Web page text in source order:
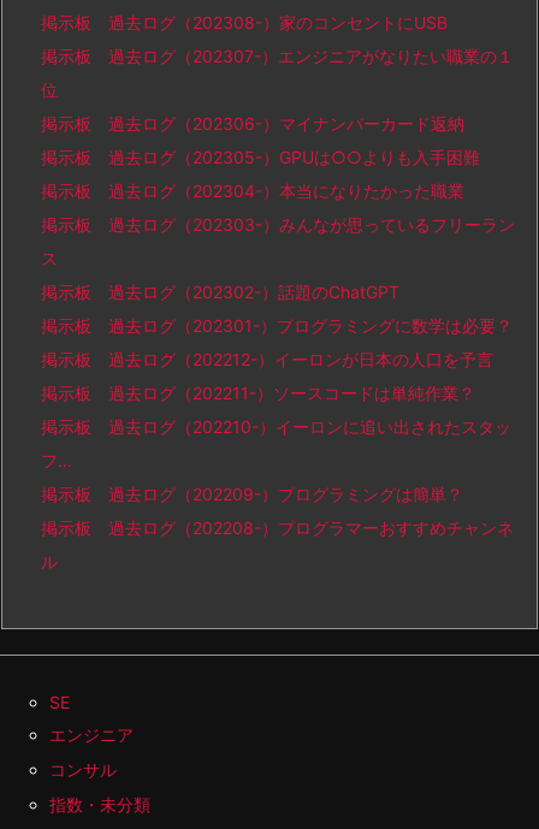
掲示板 過去ログ（202308-）家のコンセントにUSB
掲示板 過去ログ（202307-）エンジニアがなりたい職業の１
位
掲示板 過去ログ（202306-）マイナンバーカード返納
掲示板 過去ログ（202305-）GPUは○○よりも入手困難
掲示板 過去ログ（202304-）本当になりたかった職業
掲示板 過去ログ（202303-）みんなが思っているフリーラン
ス
掲示板 過去ログ（202302-）話題のChatGPT
掲示板 過去ログ（202301-）プログラミングに数学は必要？
掲示板 過去ログ（202212-）イーロンが日本の人口を予言
掲示板 過去ログ（202211-）ソースコードは単純作業？
掲示板 過去ログ（202210-）イーロンに追い出されたスタッ
フ…
掲示板 過去ログ（202209-）プログラミングは簡単？
掲示板 過去ログ（202208-）プログラマーおすすめチャンネ
ル
SE
エンジニア
コンサル
指数・未分類